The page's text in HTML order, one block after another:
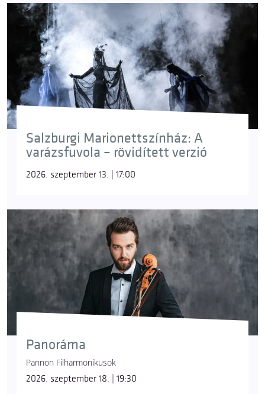
Salzburgi Marionettszínház: A
varázsfuvola – rövidített verzió
2026. szeptember 13. | 17:00
Panoráma
Pannon Filharmonikusok
2026. szeptember 18. | 19:30